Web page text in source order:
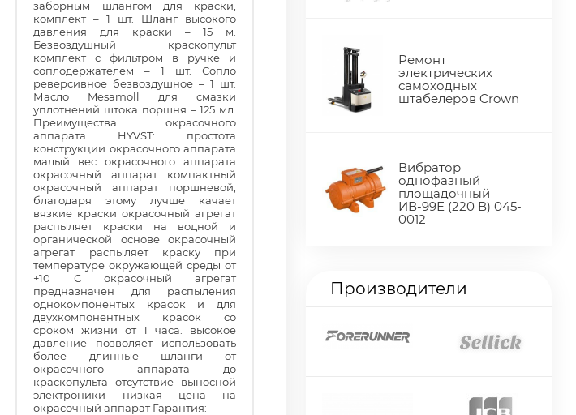
заборным шлангом для краски,
комплект – 1 шт. Шланг высокого
давления для краски – 15 м.
Безвоздушный краскопульт
комплект с фильтром в ручке и
соплодержателем – 1 шт. Сопло
реверсивное безвоздушное – 1 шт.
Масло Mesamoll для смазки
уплотнений штока поршня – 125 мл.
Преимущества окрасочного
аппарата HYVST: простота
конструкции окрасочного аппарата
малый вес окрасочного аппарата
окрасочный аппарат компактный
окрасочный аппарат поршневой,
благодаря этому лучше качает
вязкие краски окрасочный агрегат
распыляет краски на водной и
органической основе окрасочный
агрегат распыляет краску при
температуре окружающей среды от
+10 С окрасочный агрегат
предназначен для распыления
однокомпонентых красок и для
двухкомпонентных красок со
сроком жизни от 1 часа. высокое
давление позволяет использовать
более длинные шланги от
окрасочного аппарата до
краскопульта отсутствие выносной
электроники низкая цена на
окрасочный аппарат Гарантия:
Ремонт
электрических
самоходных
штабелеров Crown
Вибратор
однофазный
площадочный
ИВ-99Е (220 В) 045-
0012
Производители